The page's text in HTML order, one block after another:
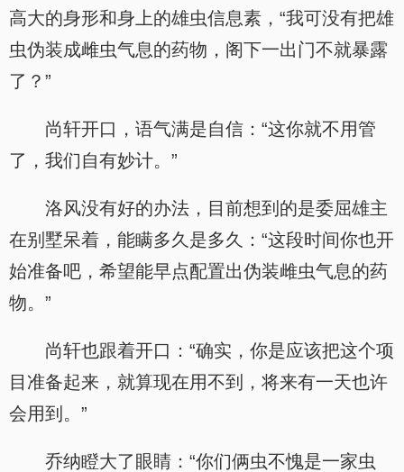
高大的身形和身上的雄虫信息素，“我可没有把雄
虫伪装成雌虫气息的药物，阁下一出门不就暴露
了？”
尚轩开口，语气满是自信：“这你就不用管
了，我们自有妙计。”
洛风没有好的办法，目前想到的是委屈雄主
在别墅呆着，能瞒多久是多久：“这段时间你也开
始准备吧，希望能早点配置出伪装雌虫气息的药
物。”
尚轩也跟着开口：“确实，你是应该把这个项
目准备起来，就算现在用不到，将来有一天也许
会用到。”
乔纳瞪大了眼睛：“你们俩虫不愧是一家虫